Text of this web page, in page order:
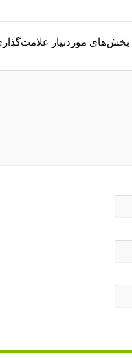
بخش‌های موردنیاز